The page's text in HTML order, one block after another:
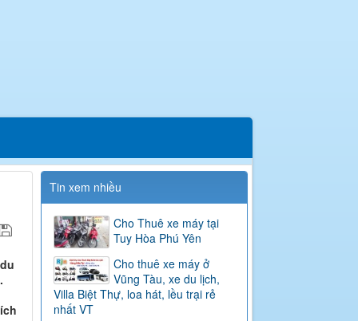
Tin xem nhiều
Cho Thuê xe máy tại
Tuy Hòa Phú Yên
Cho thuê xe máy ở
Vũng Tàu, xe du lịch,
Villa Biệt Thự, loa hát, lều trại rẻ
nhất VT